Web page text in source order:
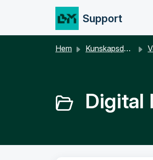
Hoppa över till huvudinnehåll
Support
Hem Kunskapsdatabas
Digital